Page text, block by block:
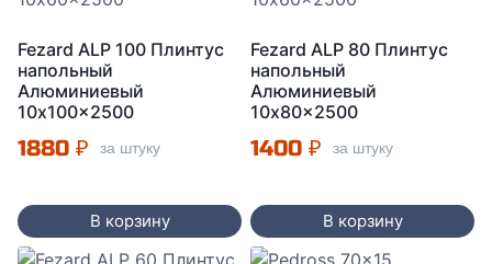
Fezard ALP 100 Плинтус
напольный
Алюминиевый
10x100x2500
1880 ₽ за штуку
В корзину
Fezard ALP 80 Плинтус
напольный
Алюминиевый
10x80x2500
1400 ₽ за штуку
В корзину